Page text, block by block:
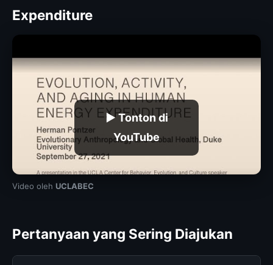
Expenditure
▶ Tonton di
YouTube
Video oleh UCLABEC
Pertanyaan yang Sering Diajukan